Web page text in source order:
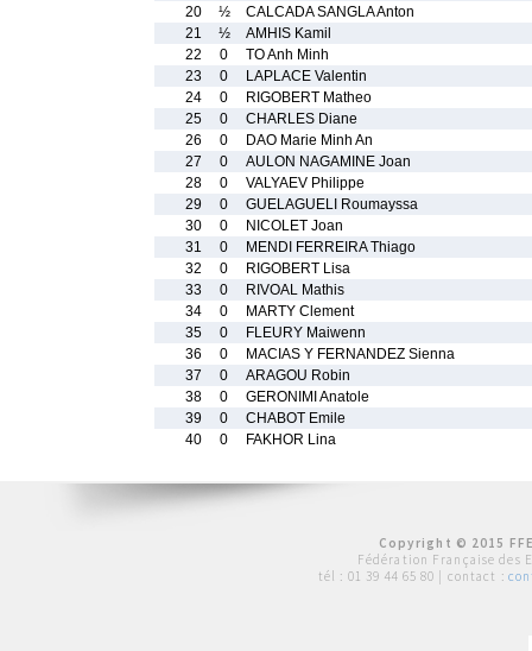
20
½
CALCADA SANGLA Anton
21
½
AMHIS Kamil
22
0
TO Anh Minh
23
0
LAPLACE Valentin
24
0
RIGOBERT Matheo
25
0
CHARLES Diane
26
0
DAO Marie Minh An
27
0
AULON NAGAMINE Joan
28
0
VALYAEV Philippe
29
0
GUELAGUELI Roumayssa
30
0
NICOLET Joan
31
0
MENDI FERREIRA Thiago
32
0
RIGOBERT Lisa
33
0
RIVOAL Mathis
34
0
MARTY Clement
35
0
FLEURY Maiwenn
36
0
MACIAS Y FERNANDEZ Sienna
37
0
ARAGOU Robin
38
0
GERONIMI Anatole
39
0
CHABOT Emile
40
0 FAKHOR Lina
Copyright © 2015
Fédération Française des
tél : 01 39 44 65 80 | contact :